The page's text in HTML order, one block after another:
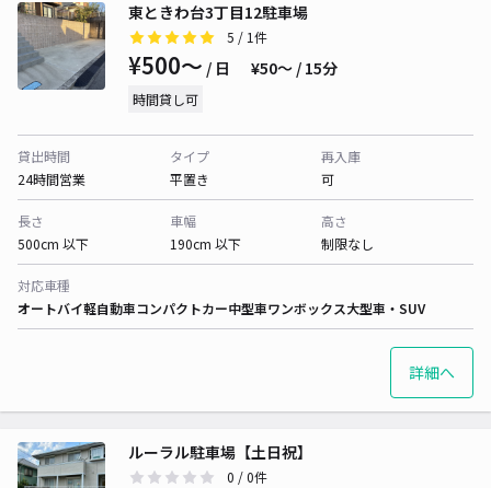
東ときわ台3丁目12駐車場
5 / 1件
¥500〜 / 日 ¥50〜 / 15分
時間貸し可
貸出時間
24時間営業
タイプ
平置き
再入庫
可
長さ
500cm 以下
車幅
190cm 以下
高さ
制限なし
対応車種
オートバイ軽自動車コンパクトカー中型車ワンボックス大型車・SUV
詳細へ
ルーラル駐車場【土日祝】
0 / 0件